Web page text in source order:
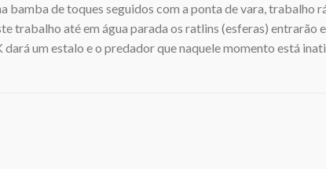
bamba de toques seguidos com a ponta de vara,
trabalho até em água parada os ratlins (esferas) entrarão
um estalo e o predador que naquele momento está